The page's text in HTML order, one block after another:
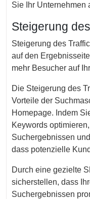
Sie Ihr Unternehmen
Steigerung
Steigerung des
auf den
mehr Besucher auf
Die Steigerung des
Vorteile der
Homepage. Indem
Keywords
Suchergebnissen
dass potenzielle
Durch eine gezielte
sicherstellen, dass
Suchergebnissen